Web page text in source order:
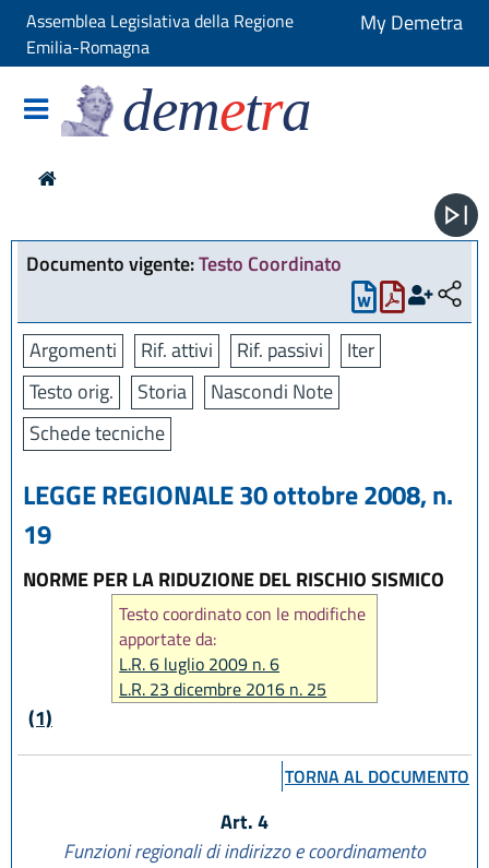
Assemblea Legislativa della Regione
Emilia-Romagna
My Demetra
demetra
Documento vigente:Testo Coordinato
Argomenti Rif. attivi Rif. passivi
Iter
Testo orig.
Storia
Nascondi Note
Schede tecniche
LEGGE REGIONALE 30 ottobre 2008, n.
19
NORME PER LA RIDUZIONE DEL RISCHIO SISMICO
Testo coordinato con le modifiche
apportate da:
L.R. 6 luglio 2009 n. 6
L.R. 23 dicembre 2016 n. 25
(1)
TORNA AL DOCUMENTO
Art. 4
Funzioni regionali di indirizzo e coordinamento